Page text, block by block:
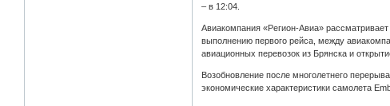
– в 12:04.
Авиакомпания «Регион-Авиа»
выполнению первого рейса, между
авиационных перевозок из Брянска и
Возобновление после многолетнего
экономические характеристики самолета